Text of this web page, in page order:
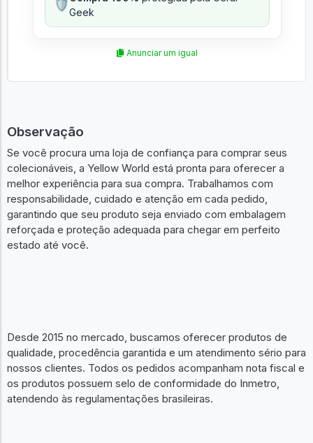
🛡️
Geek
Anunciar um igual
Observação
Se você procura uma loja de confiança para comprar seus
colecionáveis, a Yellow World está pronta para oferecer a
melhor experiência para sua compra. Trabalhamos com
responsabilidade, cuidado e atenção em cada pedido,
garantindo que seu produto seja enviado com embalagem
reforçada e proteção adequada para chegar em perfeito
estado até você.
Desde 2015 no mercado, buscamos oferecer produtos de
qualidade, procedência garantida e um atendimento sério para
nossos clientes. Todos os pedidos acompanham nota fiscal e
os produtos possuem selo de conformidade do Inmetro,
atendendo às regulamentações brasileiras.